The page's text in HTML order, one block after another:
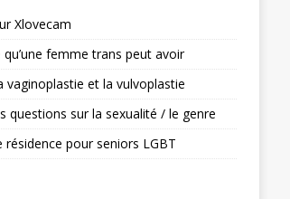
Xlovecam
qu’une femme trans peut avoir
vaginoplastie et la vulvoplastie
questions sur la sexualité / le genre
résidence pour seniors LGBT